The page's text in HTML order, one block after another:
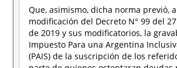
Que, asimismo, dicha norma previó,
modificación del Decreto N° 99 del
de 2019 y sus modificatorios, la
Impuesto Para una Argentina
(PAIS) de la suscripción de los